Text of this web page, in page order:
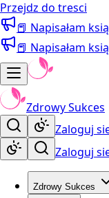
Przejdz do tresci
📕 Napisałam
📕 Napisałam
Zdrowy Sukces
Zaloguj
Zaloguj
Zdrowy Sukces